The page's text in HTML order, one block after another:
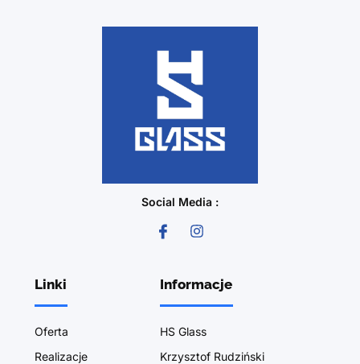
Social Media :
Linki
Oferta
Realizacje
Informacje
HS Glass
Krzysztof Rudziński